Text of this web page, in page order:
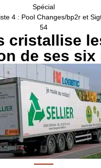
Spécial
4 : Pool Changes/bp2r et
54
cristallise
de ses